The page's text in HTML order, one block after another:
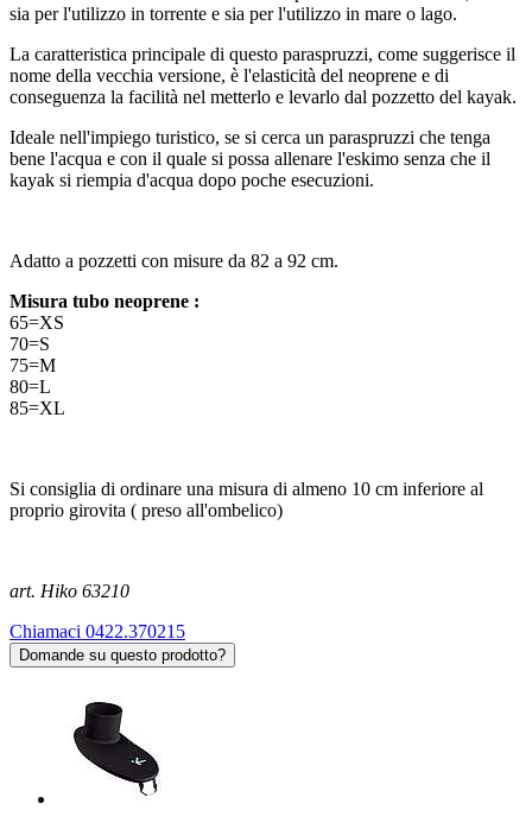
sia per l'utilizzo in torrente e sia per l'utilizzo in mare o lago.
La caratteristica principale di questo paraspruzzi, come suggerisce il
nome della vecchia versione, è l'elasticità del neoprene e di
conseguenza la facilità nel metterlo e levarlo dal pozzetto del kayak.
Ideale nell'impiego turistico, se si cerca un paraspruzzi che tenga
bene l'acqua e con il quale si possa allenare l'eskimo senza che il
kayak si riempia d'acqua dopo poche esecuzioni.
Adatto a pozzetti con misure da 82 a 92 cm.
Misura tubo neoprene :
65=XS
70=S
75=M
80=L
85=XL
Si consiglia di ordinare una misura di almeno 10 cm inferiore al
proprio girovita ( preso all'ombelico)
art. Hiko 63210
Chiamaci 0422.370215
Domande su questo prodotto?